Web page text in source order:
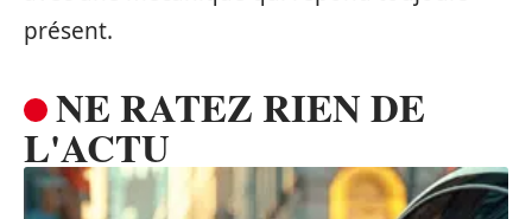
présent.
NE RATEZ RIEN DE
L'ACTU